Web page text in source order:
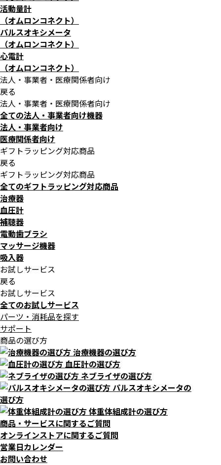
活動量計
（オムロンコネクト）
パルスオキシメータ
（オムロンコネクト）
心電計
（オムロンコネクト）
法人・事業者・医療関係者向け
戻る
法人・事業者・医療関係者向け
全ての法人・事業者向け機器
法人・事業者向け
医療関係者向け
ギフトラッピング対応商品
戻る
ギフトラッピング対応商品
全てのギフトラッピング対応商品
治療器
血圧計
補聴器
電動歯ブラシ
マッサージ機器
吸入器
お試しサービス
戻る
お試しサービス
全てのお試しサービス
パーツ・消耗品を探す
サポート
商品の選び方
治療機器の選び方
血圧計の選び方
ネブライザの選び方
パルスオキシメータの
選び方
体重体組成計の選び方
商品・サービスに関するご質問
オンラインストアに関するご質問
営業日カレンダー
お問い合わせ